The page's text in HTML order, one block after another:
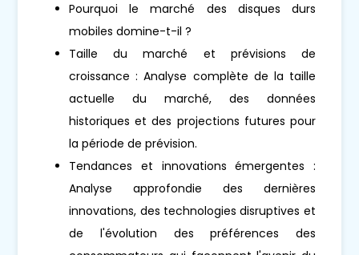
Pourquoi le marché des disques durs
mobiles domine-t-il ?
Taille du marché et prévisions de
croissance : Analyse complète de la taille
actuelle du marché, des données
historiques et des projections futures pour
la période de prévision.
Tendances et innovations émergentes :
Analyse approfondie des dernières
innovations, des technologies disruptives et
de l'évolution des préférences des